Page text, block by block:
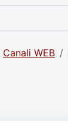
Canali WEB